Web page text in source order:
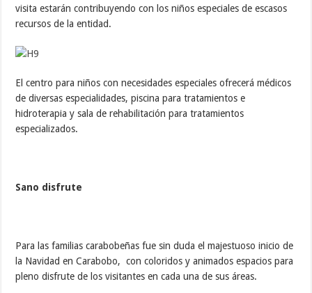
visita estarán contribuyendo con los niños especiales de escasos
recursos de la entidad.
El centro para niños con necesidades especiales ofrecerá médicos
de diversas especialidades, piscina para tratamientos e
hidroterapia y sala de rehabilitación para tratamientos
especializados.
Sano disfrute
Para las familias carabobeñas fue sin duda el majestuoso inicio de
la Navidad en Carabobo, con coloridos y animados espacios para
pleno disfrute de los visitantes en cada una de sus áreas.